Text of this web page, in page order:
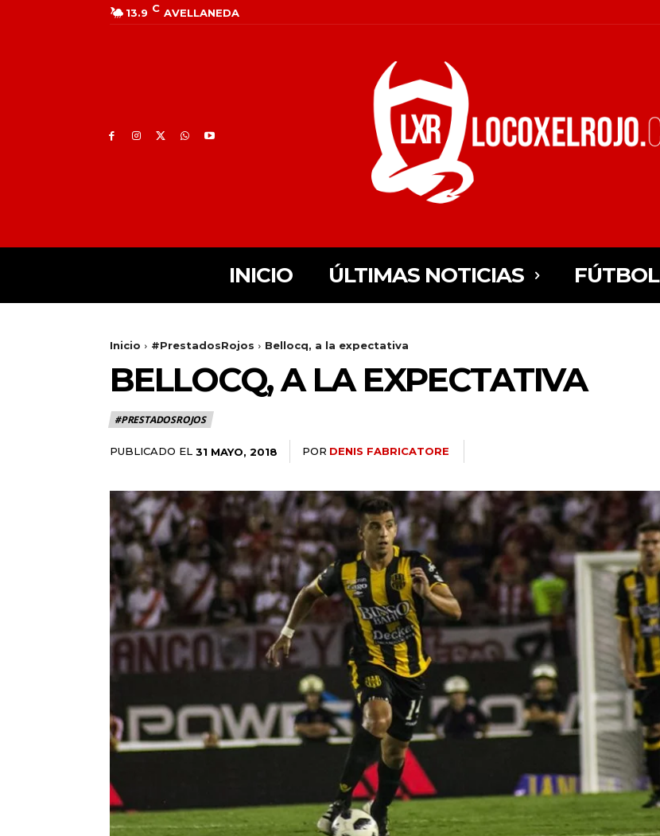
13.9 C AVELLANEDA
INICIO ÚLTIMAS NOTICIAS FÚTBOL
Inicio #PrestadosRojos Bellocq, a la expectativa
BELLOCQ, A LA EXPECTATIVA
#PRESTADOSROJOS
PUBLICADO EL 31 MAYO, 2018 POR DENIS FABRICATORE